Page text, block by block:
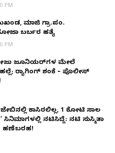
PM
ಮಾಜಿ ಗ್ರಾ.ಪಂ.
ಬರ್ಬರ ಹತ್ಯೆ
PM
ಜೂನಿಯರ್‌ಗಳ ಮೇಲೆ
ರ‌್ಯಾಗಿಂಗ್ ಶಂಕೆ – ಪೊಲೀಸ್
ಕಾಸಿರಲಿಲ್ಲ, ₹1 ಕೋಟಿ ಸಾಲ
ಸಿನಿಮಾಗಳಲ್ಲಿ ನಟಿಸಿದ್ದೆ: ನಟಿ ಸುಸ್ಮಿತಾ
ಹಣೆಬರಹ!